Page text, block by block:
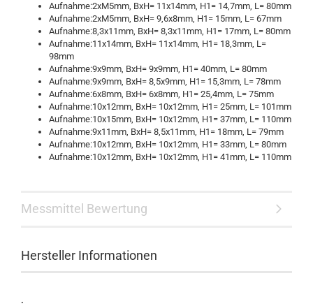
Aufnahme:2xM5mm, BxH= 11x14mm, H1= 14,7mm, L= 80mm
Aufnahme:2xM5mm, BxH= 9,6x8mm, H1= 15mm, L= 67mm
Aufnahme:8,3x11mm, BxH= 8,3x11mm, H1= 17mm, L= 80mm
Aufnahme:11x14mm, BxH= 11x14mm, H1= 18,3mm, L=
98mm
Aufnahme:9x9mm, BxH= 9x9mm, H1= 40mm, L= 80mm
Aufnahme:9x9mm, BxH= 8,5x9mm, H1= 15,3mm, L= 78mm
Aufnahme:6x8mm, BxH= 6x8mm, H1= 25,4mm, L= 75mm
Aufnahme:10x12mm, BxH= 10x12mm, H1= 25mm, L= 101mm
Aufnahme:10x15mm, BxH= 10x12mm, H1= 37mm, L= 110mm
Aufnahme:9x11mm, BxH= 8,5x11mm, H1= 18mm, L= 79mm
Aufnahme:10x12mm, BxH= 10x12mm, H1= 33mm, L= 80mm
Aufnahme:10x12mm, BxH= 10x12mm, H1= 41mm, L= 110mm
Messmittel Bewertung
Hersteller Informationen
.